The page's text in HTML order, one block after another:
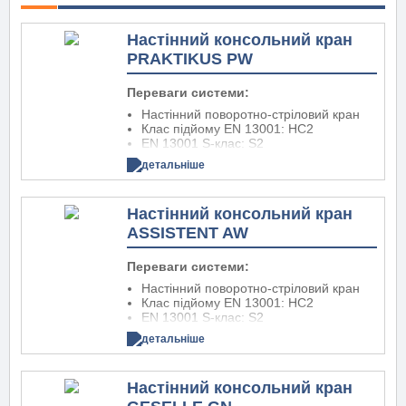
Динамічний ХІМІЧНИЙ АНКЕР,
схвалений будівельними органами,
простий монтаж
Кругла базова пластина – немає
країв, об які можна спіткнутися
основи, яка не хитається;
відсутність необхідності заливки
бетоном, коли підлога рівна
Європейський патент
Настінний консольний кран
PRAKTIKUS PW
Переваги системи:
Настінний поворотно-стріловий кран
Клас підйому EN 13001: HC2
EN 13001 S-клас: S2
Легка конфігурація
Місце установки: в приміщенні / на
Недорогий кран початкового рівня
Модель: PRAKTIKUS PW
Вантажопідйомність: 80 – 2000 кг
Виліт: 2000 – 6000 мм
детальніше
Настінний консольний кран
ASSISTENT AW
Переваги системи:
Настінний поворотно-стріловий кран
Клас підйому EN 13001: HC2
EN 13001 S-клас: S2
Місце установки: в приміщенні / на
вулиці
забезпечує велику робочу висоту
переміщення
детальніше
Настінний консольний кран